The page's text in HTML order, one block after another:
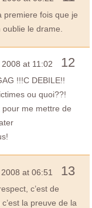
premiere fois que je
le drame.
at 11:02 12
!!!C DEBILE!!
ou quoi??!
pour me mettre de
at 06:51 13
c’est de
la preuve de la